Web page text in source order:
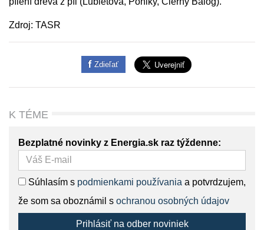
Zdroj: TASR
Zdieľať
K TÉME
Bezplatné novinky z Energia.sk raz týždenne:
Súhlasím s podmienkami používania a potvrdzujem,
že som sa oboznámil s ochranou osobných údajov
Prihlásiť na odber noviniek